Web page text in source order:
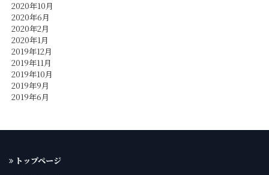
2020年10月
2020年6月
2020年2月
2020年1月
2019年12月
2019年11月
2019年10月
2019年9月
2019年6月
トップページ